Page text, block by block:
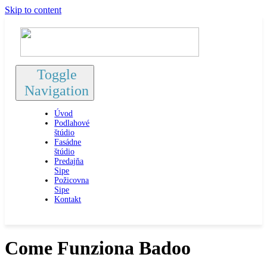
Skip to content
Toggle
Navigation
Úvod
Podlahové
štúdio
Fasádne
štúdio
Predajňa
Sipe
Požicovna
Sipe
Kontakt
Come Funziona Badoo